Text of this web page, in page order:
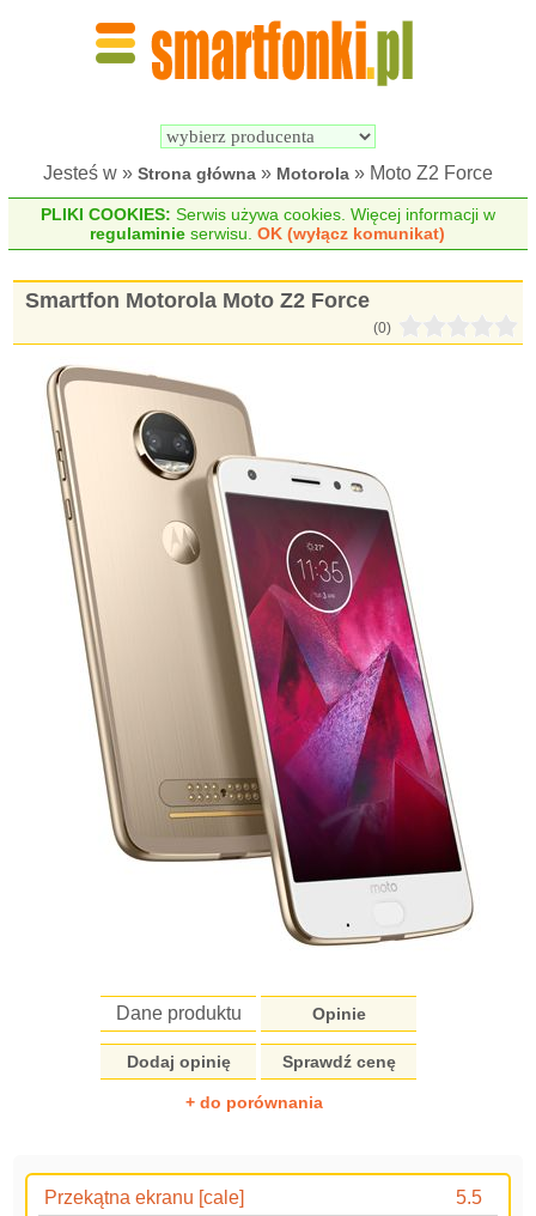
Jesteś w » Strona główna » Motorola » Moto Z2 Force
PLIKI COOKIES: Serwis używa cookies. Więcej informacji w
regulaminie serwisu.OK (wyłącz komunikat)
Smartfon Motorola Moto Z2 Force
(0)
Dane produktu Opinie
Dodaj opinię Sprawdź cenę
+ do porównania
Przekątna ekranu [cale]
5.5